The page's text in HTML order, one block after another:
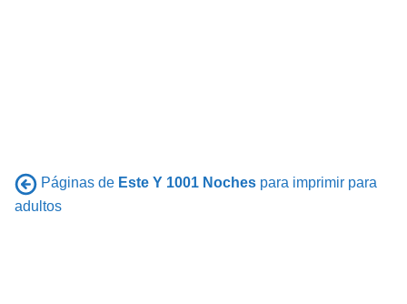
Páginas de Este Y 1001 Noches para imprimir para
adultos